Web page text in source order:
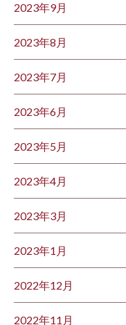
2023年9月
2023年8月
2023年7月
2023年6月
2023年5月
2023年4月
2023年3月
2023年1月
2022年12月
2022年11月